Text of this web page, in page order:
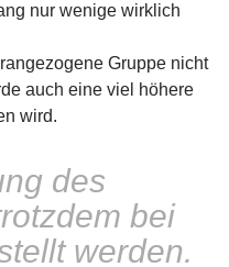
nur wenige wirklich
Gruppe nicht
auch eine viel höhere
wird.
des
bei
werden.